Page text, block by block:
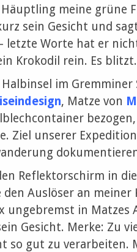
meine grüne
sein Gesicht und
letzte Worte hat er
Krokodil rein. Es
im Gremminer
, Matze von
Ziel unserer
Reflektorschirm in
Auslöser an meiner
ungebremst in Matzes
Gesicht. Merke: Zu
so gut zu verarbeiten.